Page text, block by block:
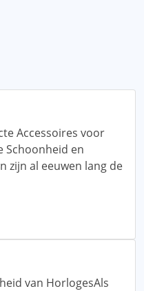
Accessoires voor
Schoonheid en
zijn al eeuwen lang de
van HorlogesAls